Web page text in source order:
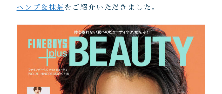
ヘンプ＆抹茶 をご紹介いただきました。